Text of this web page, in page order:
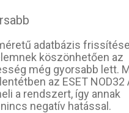
adatbázis
köszönhetően az
még gyorsabb lett.
az ESET NOD32
a rendszert, így annak
negatív hatással.